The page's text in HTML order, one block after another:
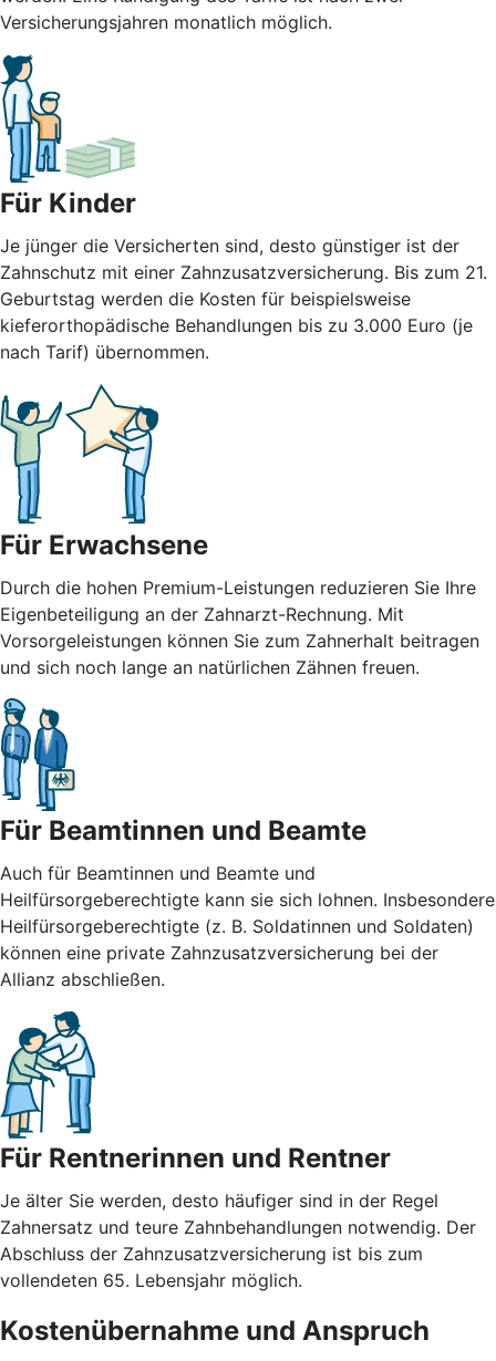
Versicherungsjahren monatlich möglich.
Für Kinder
Je jünger die Versicherten sind, desto günstiger ist der
Zahnschutz mit einer Zahnzusatzversicherung. Bis zum 21.
Geburtstag werden die Kosten für beispielsweise
kieferorthopädische Behandlungen bis zu 3.000 Euro (je
nach Tarif) übernommen.
Für Erwachsene
Durch die hohen Premium-Leistungen reduzieren Sie Ihre
Eigenbeteiligung an der Zahnarzt-Rechnung. Mit
Vorsorgeleistungen können Sie zum Zahnerhalt beitragen
und sich noch lange an natürlichen Zähnen freuen.
Für Beamtinnen und Beamte
Auch für Beamtinnen und Beamte und
Heilfürsorgeberechtigte kann sie sich lohnen. Insbesondere
Heilfürsorgeberechtigte (z. B. Soldatinnen und Soldaten)
können eine private Zahnzusatzversicherung bei der
Allianz abschließen.
Für Rentnerinnen und Rentner
Je älter Sie werden, desto häufiger sind in der Regel
Zahnersatz und teure Zahnbehandlungen notwendig. Der
Abschluss der Zahnzusatzversicherung ist bis zum
vollendeten 65. Lebensjahr möglich.
Kostenübernahme und Anspruch